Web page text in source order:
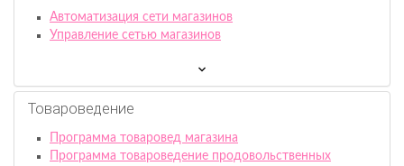
Автоматизация сети магазинов
Управление сетью магазинов
Товароведение
Программа товаровед магазина
Программа товароведение продовольственных